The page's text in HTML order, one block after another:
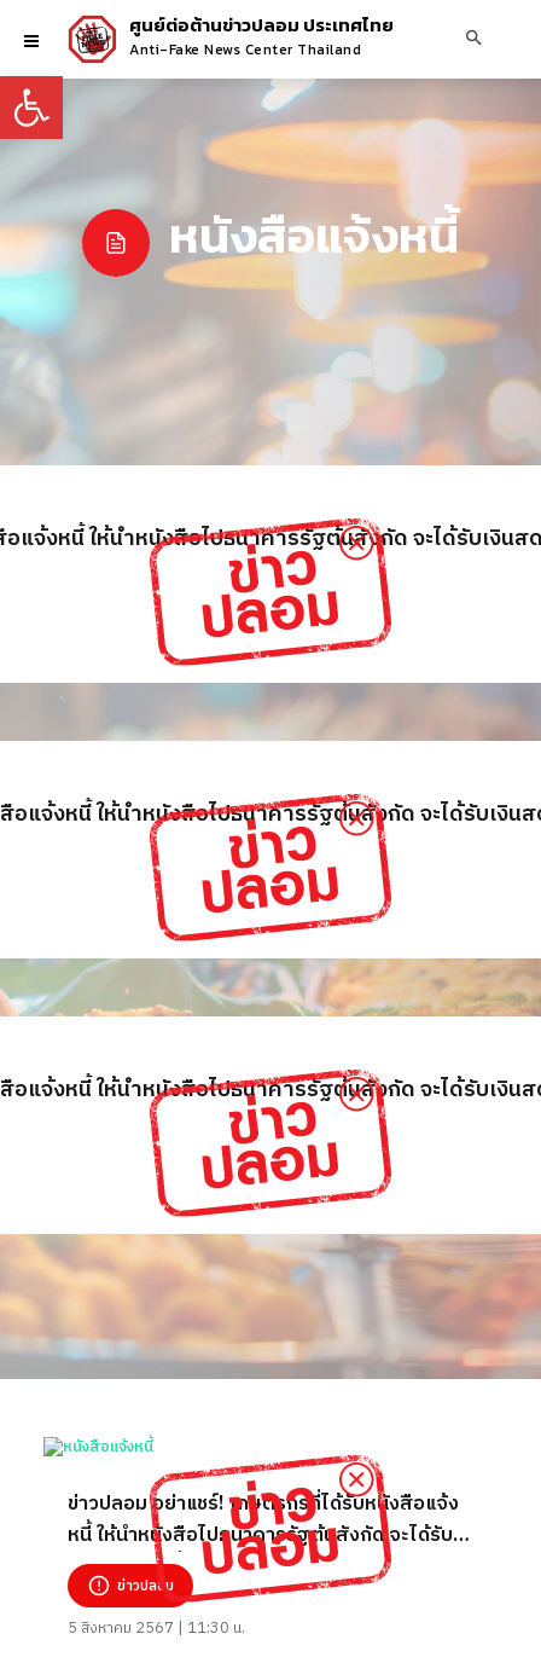
Open toolbar
ศูนย์ต่อต้านข่าวปลอม ประเทศไทย
Anti-Fake News Center Thailand
หนังสือแจ้งหนี้
แจ้งหนี้ ให้นำหนังสือไปธนาคารรัฐต้นสังกัด จะได้รับเงิน
แจ้งหนี้ ให้นำหนังสือไปธนาคารรัฐต้นสังกัด จะได้รับเงิน
แจ้งหนี้ ให้นำหนังสือไปธนาคารรัฐต้นสังกัด จะได้รับเงิน
ข่าวปลอม อย่าแชร์! เกษตรกรที่ได้รับหนังสือแจ้ง
หนี้ ให้นำหนังสือไปธนาคารรัฐต้นสังกัด จะได้รับ
เงินสดปลดหนี้
ข่าวปลอม
5 สิงหาคม 2567 | 11:30 น.